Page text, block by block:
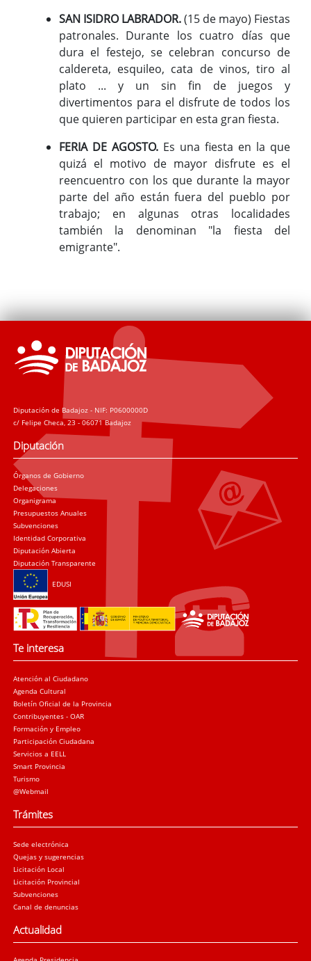
SAN ISIDRO LABRADOR.(15 de mayo) Fiestas
patronales. Durante los cuatro días que
dura el festejo, se celebran concurso de
caldereta, esquileo, cata de vinos, tiro al
plato ... y un sin fin de juegos y
divertimentos para el disfrute de todos los
que quieren participar en esta gran fiesta.
FERIA DE AGOSTO. Es una fiesta en la que
quizá el motivo de mayor disfrute es el
reencuentro con los que durante la mayor
parte del año están fuera del pueblo por
trabajo; en algunas otras localidades
también la denominan "la fiesta del
emigrante".
Diputación de Badajoz - NIF: P0600000D
c/ Felipe Checa, 23 - 06071 Badajoz
Diputación
Órganos de Gobierno
Delegaciones
Organigrama
Presupuestos Anuales
Subvenciones
Identidad Corporativa
Diputación Abierta
Diputación Transparente
EDUSI
Te interesa
Atención al Ciudadano
Agenda Cultural
Boletín Oficial de la Provincia
Contribuyentes - OAR
Formación y Empleo
Participación Ciudadana
Servicios a EELL
Smart Provincia
Turismo
@Webmail
Trámites
Sede electrónica
Quejas y sugerencias
Licitación Local
Licitación Provincial
Subvenciones
Canal de denuncias
Actualidad